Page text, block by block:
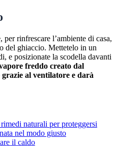
rinfrescare l’ambiente di casa,
del ghiaccio. Mettetelo in un
e posizionate la scodella davanti
freddo creato dal
al ventilatore e darà
naturali per proteggersi
nel modo giusto
il caldo